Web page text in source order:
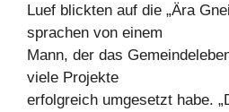
Luef blickten auf die „Ära
sprachen von einem
Mann, der das
viele Projekte
erfolgreich umgesetzt habe.